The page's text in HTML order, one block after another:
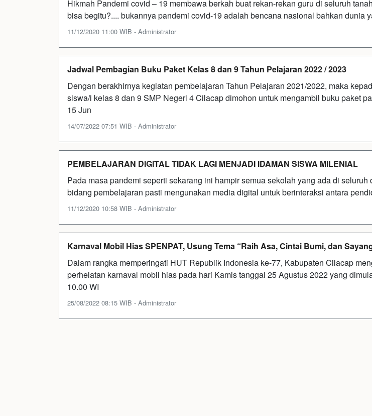
Hikmah Pandemi covid – 19 membawa berkah buat rekan-rekan guru di seluruh
bisa begitu?.... bukannya pandemi covid-19 adalah bencana nasional bahkan dunia
11/12/2020 11:00 WIB - Administrator
Jadwal Pembagian Buku Paket Kelas 8 dan 9 Tahun Pelajaran 2022 / 2023
Dengan berakhirnya kegiatan pembelajaran Tahun Pelajaran 2021/2022, maka
siswa/i kelas 8 dan 9 SMP Negeri 4 Cilacap dimohon untuk mengambil buku paket
15 Jun
14/07/2022 07:51 WIB - Administrator
PEMBELAJARAN DIGITAL TIDAK LAGI MENJADI IDAMAN SISWA MILENIAL
Pada masa pandemi seperti sekarang ini hampir semua sekolah yang ada di seluruh
bidang pembelajaran pasti mengunakan media digital untuk berinteraksi antara
11/12/2020 10:58 WIB - Administrator
Karnaval Mobil Hias SPENPAT, Usung Tema “Raih Asa, Cintai Bumi, dan
Dalam rangka memperingati HUT Republik Indonesia ke-77, Kabupaten Cilacap
perhelatan karnaval mobil hias pada hari Kamis tanggal 25 Agustus 2022 yang
10.00 WI
25/08/2022 08:15 WIB - Administrator